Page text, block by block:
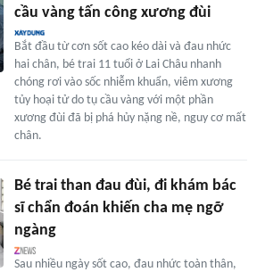
cầu vàng tấn công xương đùi
Bắt đầu từ cơn sốt cao kéo dài và đau nhức
hai chân, bé trai 11 tuổi ở Lai Châu nhanh
chóng rơi vào sốc nhiễm khuẩn, viêm xương
tủy hoại tử do tụ cầu vàng với một phần
xương đùi đã bị phá hủy nặng nề, nguy cơ mất
chân.
Bé trai than đau đùi, đi khám bác
sĩ chẩn đoán khiến cha mẹ ngỡ
ngàng
Sau nhiều ngày sốt cao, đau nhức toàn thân,